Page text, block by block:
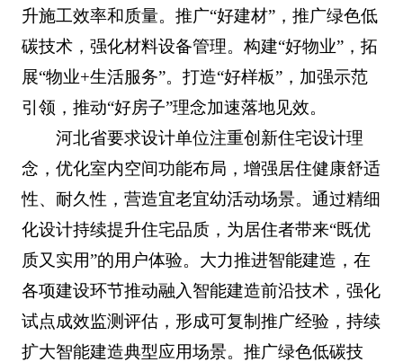
升施工效率和质量。推广“好建材”，推广绿色低
碳技术，强化材料设备管理。构建“好物业”，拓
展“物业+生活服务”。打造“好样板”，加强示范
引领，推动“好房子”理念加速落地见效。
河北省要求设计单位注重创新住宅设计理
念，优化室内空间功能布局，增强居住健康舒适
性、耐久性，营造宜老宜幼活动场景。通过精细
化设计持续提升住宅品质，为居住者带来“既优
质又实用”的用户体验。大力推进智能建造，在
各项建设环节推动融入智能建造前沿技术，强化
试点成效监测评估，形成可复制推广经验，持续
扩大智能建造典型应用场景。推广绿色低碳技